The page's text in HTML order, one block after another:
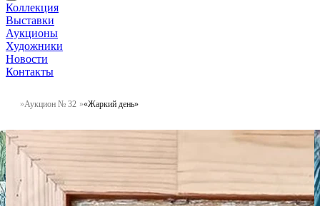
Коллекция
Выставки
Аукционы
Художники
Новости
Контакты
Аукцион № 32 «Жаркий день»